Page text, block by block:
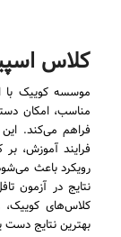
کلاس
موسسه کوییک با
مناسب، امکان
فراهم می‌کند.
فرایند آموزش،
رویکرد باعث
نتایج در آزمون
کلاس‌های کوییک،
بهترین نتایج دست